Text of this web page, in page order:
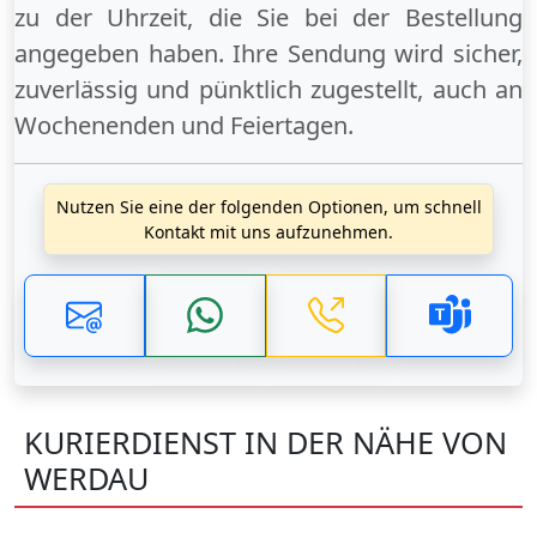
zu der Uhrzeit, die Sie bei der Bestellung
angegeben haben. Ihre Sendung wird sicher,
zuverlässig und pünktlich zugestellt, auch an
Wochenenden und Feiertagen.
Nutzen Sie eine der folgenden Optionen, um schnell
Kontakt mit uns aufzunehmen.
KURIERDIENST IN DER NÄHE VON
WERDAU